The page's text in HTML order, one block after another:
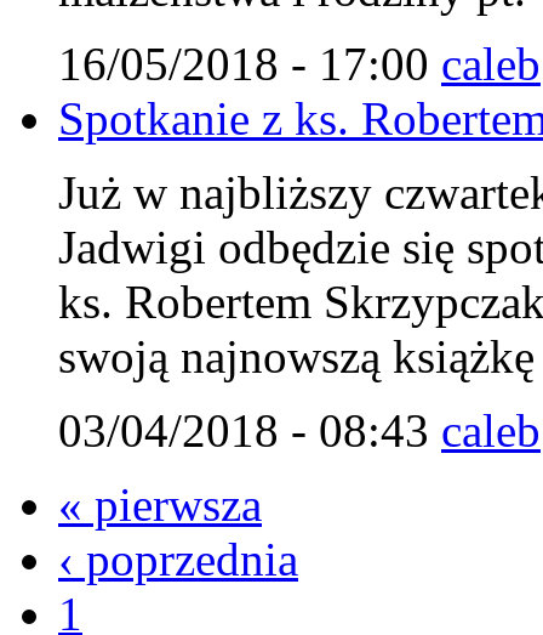
16/05/2018 - 17:00 caleb
Spotkanie z ks.
Już w najbliższy
Jadwigi odbędzie się
ks. Robertem
swoją najnowszą
03/04/2018 - 08:43 caleb
« pierwsza
‹ poprzednia
1